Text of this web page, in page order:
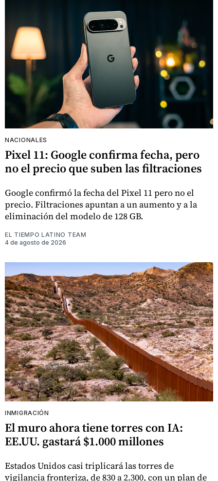
NACIONALES
Pixel 11: Google confirma fecha, pero
no el precio que suben las filtraciones
Google confirmó la fecha del Pixel 11 pero no el
precio. Filtraciones apuntan a un aumento y a la
eliminación del modelo de 128 GB.
EL TIEMPO LATINO TEAM
4 de agosto de 2026
INMIGRACIÓN
El muro ahora tiene torres con IA:
EE.UU. gastará $1.000 millones
Estados Unidos casi triplicará las torres de
vigilancia fronteriza, de 830 a 2.300, con un plan de